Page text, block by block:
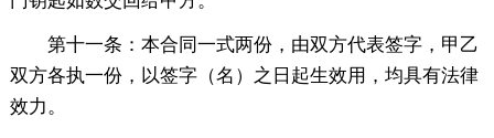
第十一条：本合同一式两份，由双方代表签字，甲乙
双方各执一份，以签字（名）之日起生效用，均具有法律
效力。